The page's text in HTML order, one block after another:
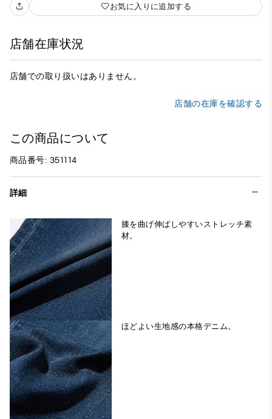
お気に入りに追加する
店舗在庫状況
店舗での取り扱いはありません。
店舗の在庫を確認する
この商品について
商品番号: 351114
詳細
膝を曲げ伸ばしやすいストレッチ素
材。
ほどよい生地感の本格デニム。